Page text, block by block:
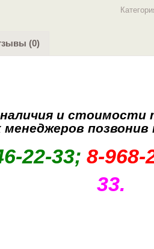
(0)
и
менеджеров
22-33; 8-968-
33.